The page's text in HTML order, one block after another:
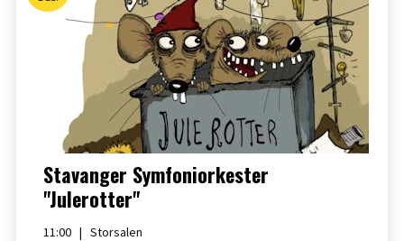
Stavanger Symfoniorkester
"Julerotter"
11:00 | Storsalen